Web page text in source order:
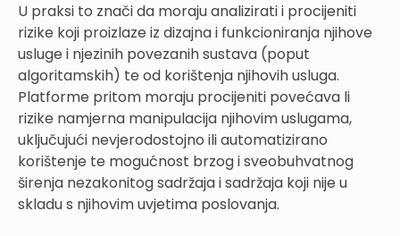
U praksi to znači da moraju analizirati i procijeniti
rizike koji proizlaze iz dizajna i funkcioniranja njihove
usluge i njezinih povezanih sustava (poput
algoritamskih) te od korištenja njihovih usluga.
Platforme pritom moraju procijeniti povećava li
rizike namjerna manipulacija njihovim uslugama,
uključujući nevjerodostojno ili automatizirano
korištenje te mogućnost brzog i sveobuhvatnog
širenja nezakonitog sadržaja i sadržaja koji nije u
skladu s njihovim uvjetima poslovanja.